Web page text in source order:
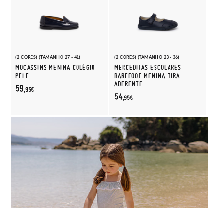
(2 CORES) (TAMANHO 27 - 41)
MOCASSINS MENINA COLÉGIO
PELE
59,95€
(2 CORES) (TAMANHO 23 - 36)
MERCEDITAS ESCOLARES
BAREFOOT MENINA TIRA
ADERENTE
54,95€